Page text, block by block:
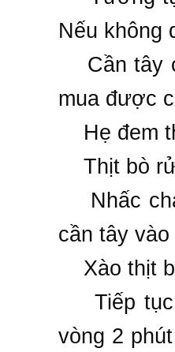
Nếu không
Cần tây
mua được
Hẹ đem
Thịt bò
Nhấc
cần tây
Xào thịt
Tiếp tục
vòng 2